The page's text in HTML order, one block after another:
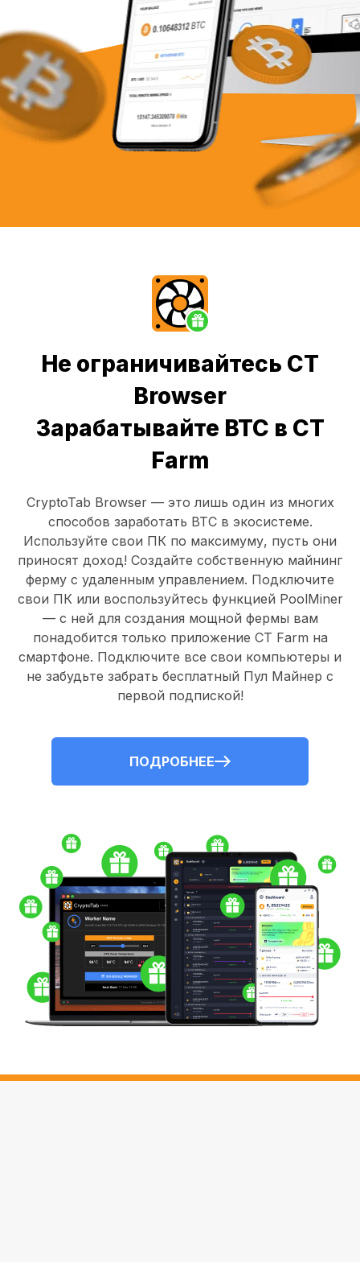
Не ограничивайтесь CT
Browser
Зарабатывайте BTC в CT
Farm
CryptoTab Browser— это лишь один из многих
способов заработать BTC в экосистеме.
Используйте свои ПК по максимуму, пусть они
приносят доход! Создайте собственную майнинг
ферму с удаленным управлением. Подключите
свои ПКили воспользуйтесь функцией PoolMiner
— с ней для создания мощной фермы вам
понадобится только приложение CT Farm на
смартфоне. Подключите все свои компьютеры и
не забудьте забрать бесплатный Пул Майнер с
первой подпиской!
ПОДРОБНЕЕ